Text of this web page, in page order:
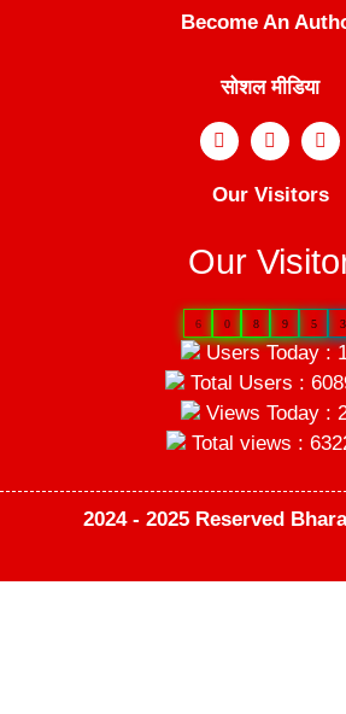
Become An
सोशल मीडिया
Our Visitors
Our
6 0 8 9 5 3
Users Today :
Total Users :
Views Today :
Total views :
2024 - 2025 Reserved